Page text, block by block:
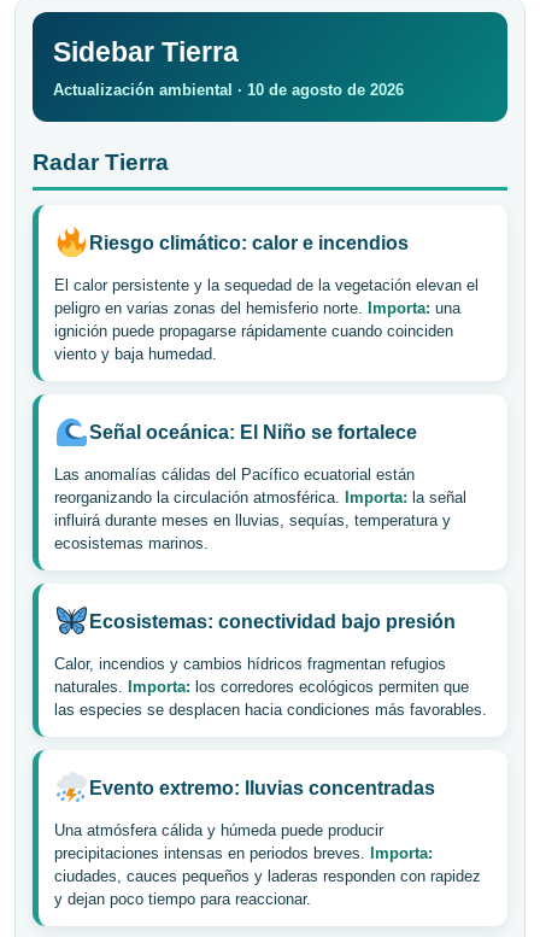
Sidebar Tierra
Actualización ambiental · 10 de agosto de 2026
Radar Tierra
Riesgo climático: calor e incendios
El calor persistente y la sequedad de la vegetación elevan el
peligro en varias zonas del hemisferio norte. Importa: una
ignición puede propagarse rápidamente cuando coinciden
viento y baja humedad.
Señal oceánica: El Niño se fortalece
Las anomalías cálidas del Pacífico ecuatorial están
reorganizando la circulación atmosférica. Importa: la señal
influirá durante meses en lluvias, sequías, temperatura y
ecosistemas marinos.
Ecosistemas: conectividad bajo presión
Calor, incendios y cambios hídricos fragmentan refugios
naturales. Importa: los corredores ecológicos permiten que
las especies se desplacen hacia condiciones más favorables.
Evento extremo: lluvias concentradas
Una atmósfera cálida y húmeda puede producir
precipitaciones intensas en periodos breves. Importa:
ciudades, cauces pequeños y laderas responden con rapidez
y dejan poco tiempo para reaccionar.